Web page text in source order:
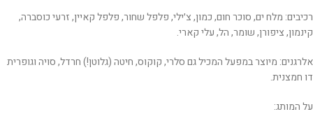
רכיבים: מלח ים, סוכר חום, כמון, צ׳ילי, פלפל שחור, פלפל קאיין, זרעי כוסברה,
קינמון, ציפורן, שומר, הל, עלי קארי.
אלרגנים: מיוצר במפעל המכיל גם סלרי, קוקוס, חיטה (גלוטן!) חרדל, סויה וגופרית
דו חמצנית.
על המותג: